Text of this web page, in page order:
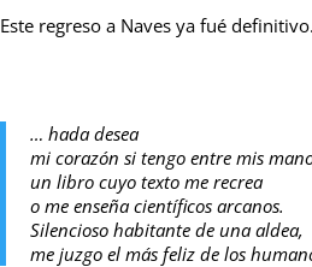
Este regreso a Naves ya fué definitivo.
… hada desea
mi corazón si tengo entre mis
un libro cuyo texto me recrea
o me enseña científicos arcanos.
Silencioso habitante de una aldea,
me juzgo el más feliz de los